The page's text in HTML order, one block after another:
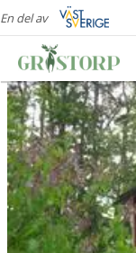
En del av